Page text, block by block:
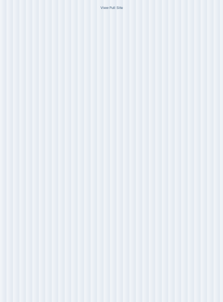
View Full Site